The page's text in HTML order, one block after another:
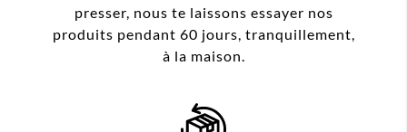
presser, nous te laissons essayer nos
produits pendant 60 jours, tranquillement,
à la maison.